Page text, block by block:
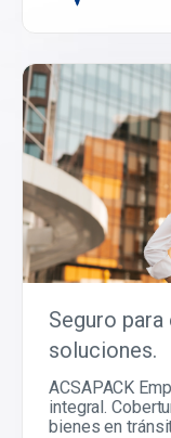
Seguro
soluciones.
ACSAPACK
integral.
bienes en